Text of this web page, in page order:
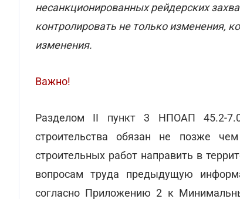
несанкционированных рейдерских
контролировать не только изменения,
изменения.
Важно!
Разделом ІІ пункт 3 НПОАП 45.2-
строительства обязан не позже
строительных работ направить в
вопросам труда предыдущую
согласно Приложению 2 к